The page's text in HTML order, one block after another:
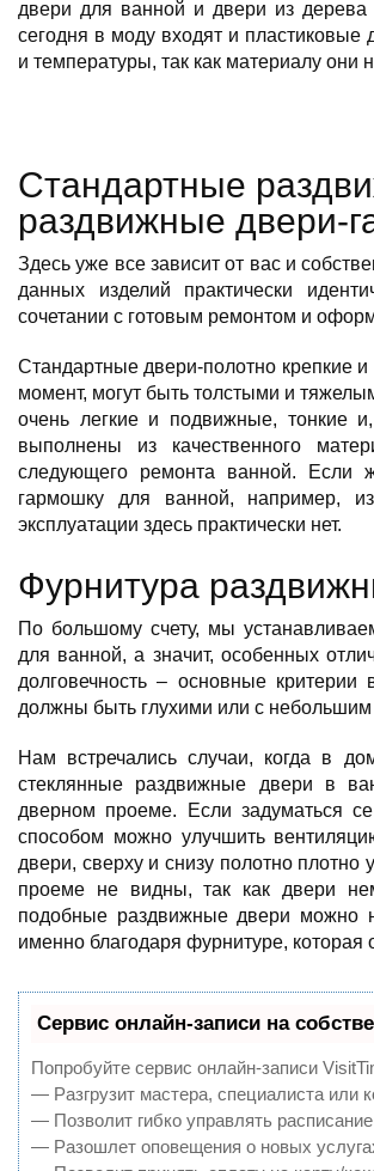
двери для ванной и двери из
сегодня в моду входят и
и температуры, так как материалу они
Стандартные
раздвижные двери-
Здесь уже все зависит от вас и
данных изделий практически
сочетании с готовым ремонтом и
Стандартные двери-полотно крепкие
момент, могут быть толстыми и
очень легкие и подвижные, тонкие
выполнены из качественного
следующего ремонта ванной. Если
гармошку для ванной, например,
эксплуатации здесь практически нет.
Фурнитура
По большому счету, мы
для ванной, а значит, особенных
долговечность – основные
должны быть глухими или с небольшим
Нам встречались случаи, когда в
стеклянные раздвижные двери в
дверном проеме. Если задуматься
способом можно улучшить
двери, сверху и снизу полотно
проеме не видны, так как двери
подобные раздвижные двери можно
именно благодаря фурнитуре, которая
Сервис онлайн-записи на
Попробуйте сервис онлайн-записи
— Разгрузит мастера, специалиста или
— Позволит гибко управлять
— Разошлет оповещения о новых